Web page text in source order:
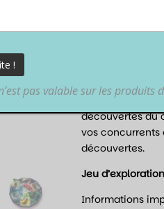
enceintes
que vont
découvertes du
vos concurrents
découvertes.
Jeu
Informations
pas valable sur les produits